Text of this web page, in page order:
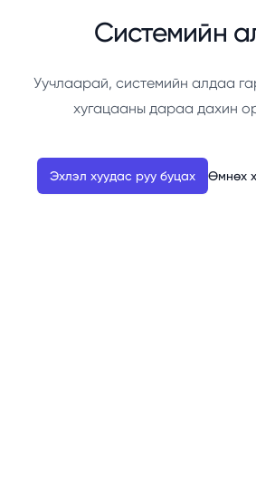
Системийн
Уучлаарай, системийн алдаа
хугацааны дараа дахин
Эхлэл хуудас руу буцах Өмнөх